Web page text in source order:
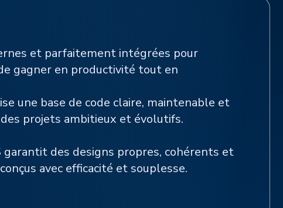
et parfaitement intégrées pour
gagner en productivité tout en
une base de code claire, maintenable et
projets ambitieux et évolutifs.
garantit des designs propres, cohérents et
avec efficacité et souplesse.